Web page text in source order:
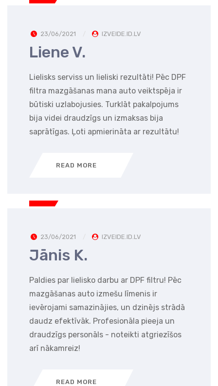
23/06/2021 IZVEIDE.ID.LV
Liene V.
Lielisks serviss un lieliski rezultāti! Pēc DPF
filtra mazgāšanas mana auto veiktspēja ir
būtiski uzlabojusies. Turklāt pakalpojums
bija videi draudzīgs un izmaksas bija
saprātīgas. Ļoti apmierināta ar rezultātu!
READ MORE
23/06/2021 IZVEIDE.ID.LV
Jānis K.
Paldies par lielisko darbu ar DPF filtru! Pēc
mazgāšanas auto izmešu līmenis ir
ievērojami samazinājies, un dzinējs strādā
daudz efektīvāk. Profesionāla pieeja un
draudzīgs personāls - noteikti atgriezīšos
arī nākamreiz!
READ MORE